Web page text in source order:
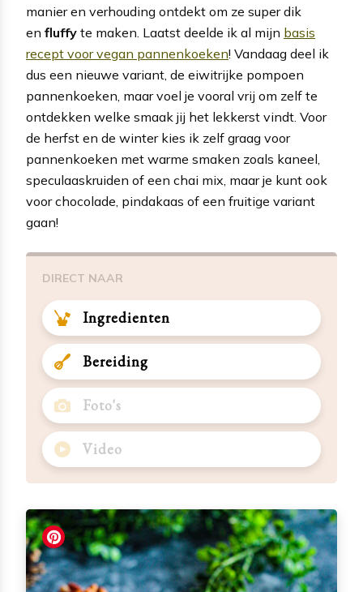
manier en verhouding ontdekt om ze super dik
en fluffy te maken. Laatst deelde ik al mijn basis
recept voor vegan pannenkoeken! Vandaag deel ik
dus een nieuwe variant, de eiwitrijke pompoen
pannenkoeken, maar voel je vooral vrij om zelf te
ontdekken welke smaak jij het lekkerst vindt. Voor
de herfst en de winter kies ik zelf graag voor
pannenkoeken met warme smaken zoals kaneel,
speculaaskruiden of een chai mix, maar je kunt ook
voor chocolade, pindakaas of een fruitige variant
gaan!
DIRECT NAAR
Ingredienten
Bereiding
Foto's
Video